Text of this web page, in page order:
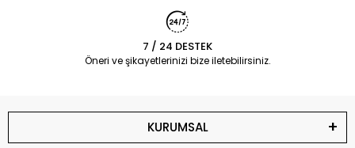
7 / 24 DESTEK
Öneri ve şikayetlerinizi bize iletebilirsiniz.
KURUMSAL